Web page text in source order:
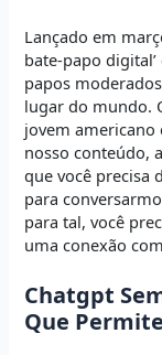
Lançado em
bate-papo
papos
lugar do mundo.
jovem americano
nosso conteúdo,
que você precisa
para
para tal, você
uma conexão
Chatgpt
Que